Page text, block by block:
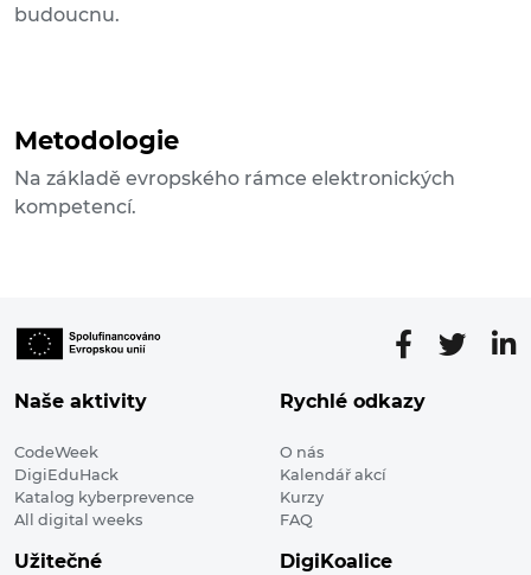
budoucnu.
Metodologie
Na základě evropského rámce elektronických
kompetencí.
Naše aktivity
CodeWeek
DigiEduHack
Katalog kyberprevence
All digital weeks
Rychlé odkazy
O nás
Kalendář akcí
Kurzy
FAQ
Užitečné DigiKoalice